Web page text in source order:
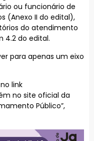
ou funcionário de
(Anexo II do edital),
do atendimento
4.2 do edital.
para apenas um eixo
link
no site oficial da
Público”,